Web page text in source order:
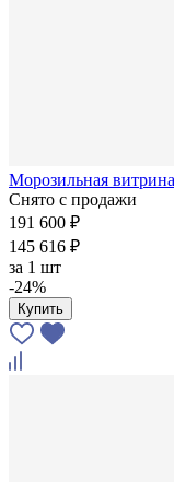
Морозильная
Снято с продажи
191 600 ₽
145 616 ₽
за 1 шт
-24%
Купить